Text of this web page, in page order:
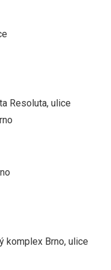
Resoluta, ulice
komplex Brno, ulice